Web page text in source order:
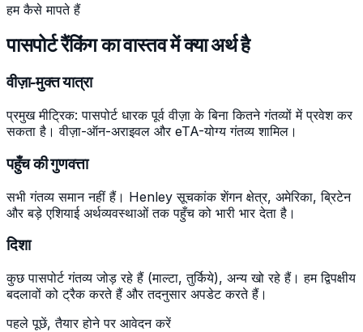
हम कैसे मापते हैं
पासपोर्ट रैंकिंग का वास्तव में क्या अर्थ है
वीज़ा-मुक्त यात्रा
प्रमुख मीट्रिक: पासपोर्ट धारक पूर्व वीज़ा के बिना कितने गंतव्यों में प्रवेश कर
सकता है। वीज़ा-ऑन-अराइवल और eTA-योग्य गंतव्य शामिल।
पहुँच की गुणवत्ता
सभी गंतव्य समान नहीं हैं। Henley सूचकांक शेंगन क्षेत्र, अमेरिका, ब्रिटेन
और बड़े एशियाई अर्थव्यवस्थाओं तक पहुँच को भारी भार देता है।
दिशा
कुछ पासपोर्ट गंतव्य जोड़ रहे हैं (माल्टा, तुर्किये), अन्य खो रहे हैं। हम द्विपक्षीय
बदलावों को ट्रैक करते हैं और तदनुसार अपडेट करते हैं।
पहले पूछें, तैयार होने पर आवेदन करें